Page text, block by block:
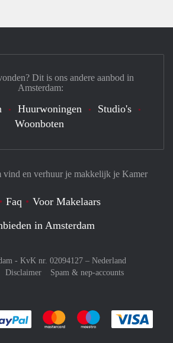
vind en verhuur je makkelijk je Kamer
Faq
Voor Makelaars
in Amsterdam
- KvK nr. 02094127 – Nederland
Disclaimer
Spam & nep-accounts
Je rekent gemakkelijk af met Paypal
Je rekent gemakkelijk af met
Je rekent
Dit is ons andere aanbod in
Amsterdam:
Huurwoningen
Studio's
Woonboten